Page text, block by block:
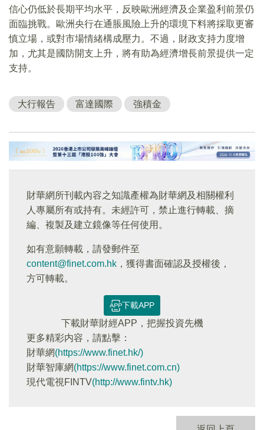
信心仍低於長期平均水平，反映歐洲經濟及企業盈利前景仍
面臨挑戰。歐洲央行在通脹風險上升的環境下料將採取更審
慎立場，或對市場情緒構成壓力。不過，財政支持力度增
加，尤其是國防開支上升，將有助為經濟增長前景提供一定
支持。
大行報告 富達國際 強積金
財華網所刊載內容之知識產權為財華網及相關權利
人專屬所有或持有。未經許可，禁止進行轉載、摘
編、複製及建立鏡像等任何使用。
如有意願轉載，請發郵件至
content@finet.com.hk ，獲得書面確認及授權後，
方可轉載。
下載APP
下載財華財經APP，把握投資先機
更多精彩内容，請點擊：
財華網(https://www.finet.hk/)
財華智庫網(https://www.finet.com.cn)
現代電視FINTV(http://www.fintv.hk)